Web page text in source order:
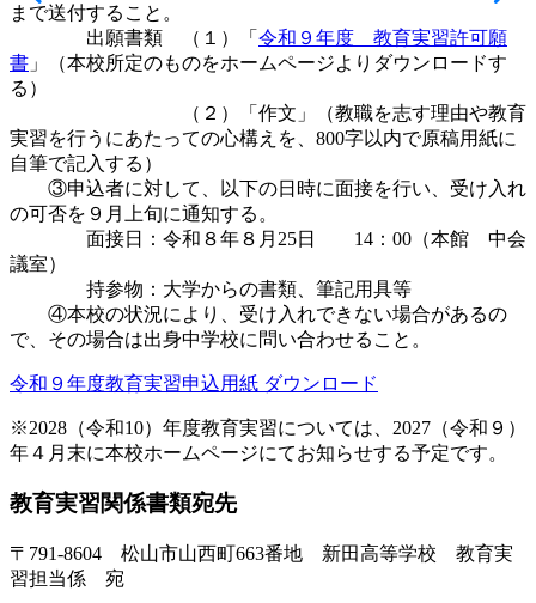
まで送付すること。
出願書類 （１）「 令和９年度 教育実習許可願
書 」（本校所定のものをホームページよりダウンロードす
る）
（２）「作文」（教職を志す理由や教育
実習を行うにあたっての心構えを、800字以内で原稿用紙に
自筆で記入する）
③申込者に対して、以下の日時に面接を行い、受け入れ
の可否を９月上旬に通知する。
面接日：令和８年８月25日 14：00（本館 中会
議室）
持参物：大学からの書類、筆記用具等
④本校の状況により、受け入れできない場合があるの
で、その場合は出身中学校に問い合わせること。
令和９年度教育実習申込用紙 ダウンロード
※2028（令和10）年度教育実習については、2027（令和９）
年４月末に本校ホームページにてお知らせする予定です。
教育実習関係書類宛先
〒791-8604 松山市山西町663番地 新田高等学校 教育実
習担当係 宛